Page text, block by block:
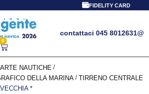
FIDELITY CARD
contattaci 045 8012631@
0
NAUTICHE /
DELLA MARINA / TIRRENO CENTRALE
*